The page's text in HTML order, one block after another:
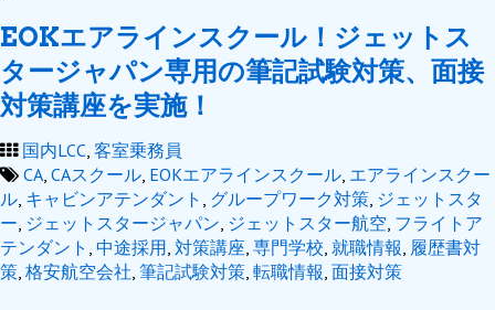
EOKエアラインスクール！ジェットス
タージャパン専用の筆記試験対策、面接
対策講座を実施！
国内LCC, 客室乗務員
CA, CAスクール, EOKエアラインスクール, エアラインスクー
ル, キャビンアテンダント , グループワーク対策, ジェットスタ
ー, ジェットスタージャパン, ジェットスター航空, フライトア
テンダント , 中途採用, 対策講座, 専門学校, 就職情報, 履歴書対
策, 格安航空会社, 筆記試験対策, 転職情報, 面接対策